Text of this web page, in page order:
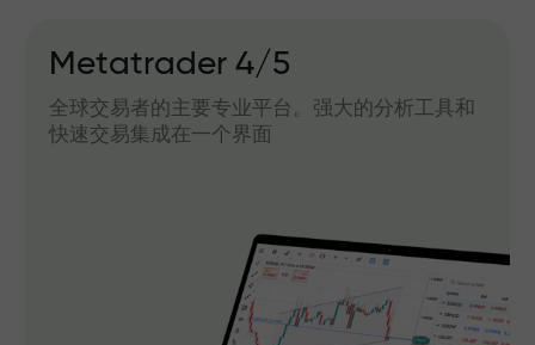
Metatrader 4/5
全球交易者的主要专业平台。强大的分析工具和
快速交易集成在一个界面